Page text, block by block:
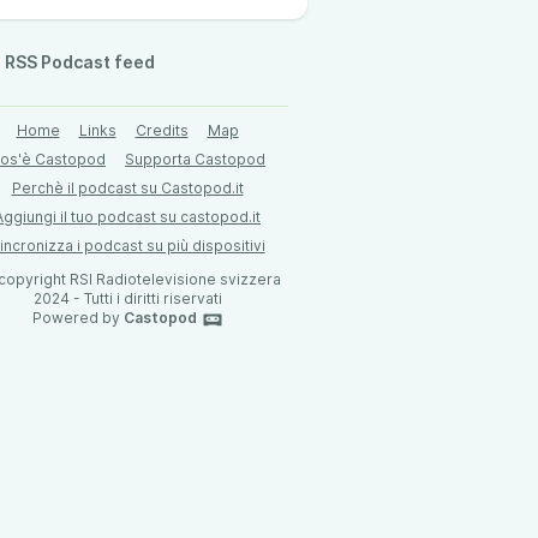
RSS Podcast feed
Home Links Credits
Map
Castopod
Supporta Castopod
Perchè il podcast su Castopod.it
il tuo podcast su castopod.it
i podcast su più dispositivi
RSI Radiotelevisione svizzera
2024 - Tutti i diritti riservati
Powered by Castopod